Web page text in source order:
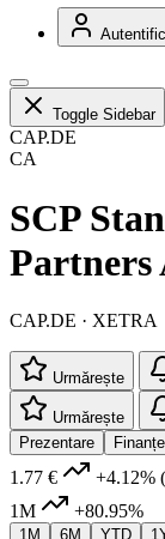
Toggle Sidebar
CAP.DE
CA
SCP
Partners
CAP.DE · XETRA
Urmărește
Urmărește
Prezentare
Finanțe
1.77 € +4.12%
1M
+80.95%
1M 6M YTD